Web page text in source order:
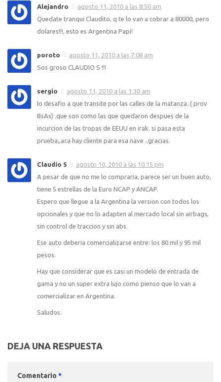
Alejandro
agosto 11, 2010 a las 8:50 am
Quedate tranqui Claudito, q te lo van a cobrar a 80000, pero
dolares!!!, esto es Argentina Papi!
poroto
agosto 11, 2010 a las 7:08 am
Sos groso CLAUDIO S !!!
sergio
agosto 11, 2010 a las 1:30 am
lo desafio a que transite por las calles de la matanza..( prov
BsAs) .que son como las que quedaron despues de la
incurcion de las tropas de EEUU en irak. si pasa esta
prueba,,aca hay cliente para esa nave ..gracias.
Claudio S
agosto 10, 2010 a las 10:15 pm
A pesar de que no me lo compraria, parece ser un buen auto,
tiene 5 estrellas de la Euro NCAP y ANCAP.
Espero que llegue a la Argentina la version con todos los
opcionales y que no lo adapten al mercado local sin airbags,
sin control de traccion y sin abs.
Ese auto deberia comercializarse entre: los 80 mil y 95 mil
pesos.
Hay que considerar que es casi un modelo de entrada de
gama y no un super extra lujo como pienso que lo van a
comercializar en Argentina.
Saludos.
DEJA UNA RESPUESTA
Comentario *